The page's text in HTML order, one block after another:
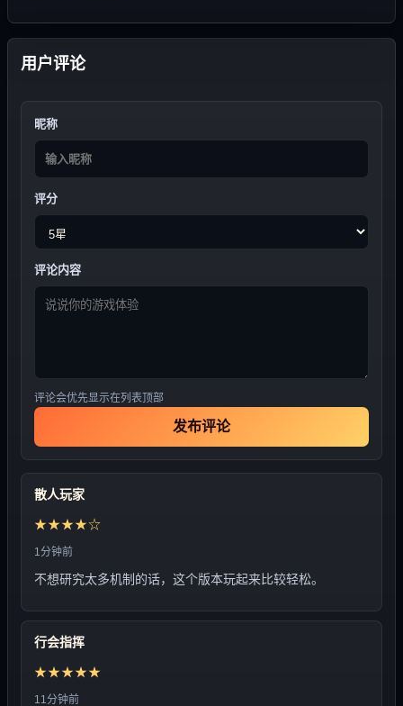
用户评论
昵称
评分
评论内容
评论会优先显示在列表顶部
发布评论
散人玩家
★★★★☆
1分钟前
不想研究太多机制的话，这个版本玩起来比较轻松。
行会指挥
★★★★★
11分钟前